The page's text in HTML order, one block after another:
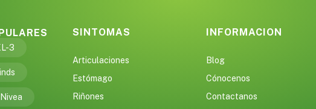
3
Nivea
SINTOMAS
Articulaciones
Estómago
Riñones
INFORMACION
Blog
Cónocenos
Contactanos